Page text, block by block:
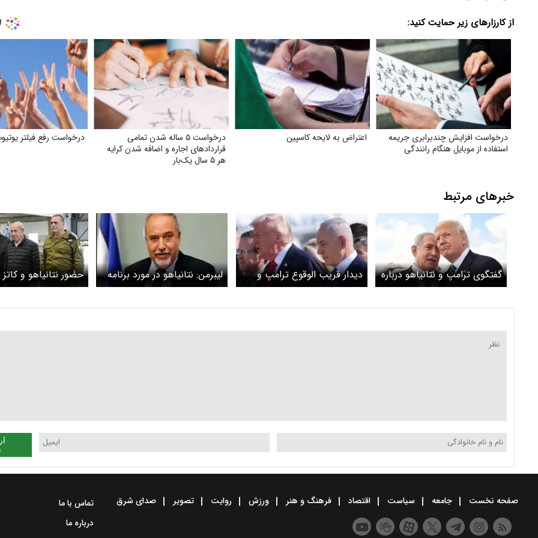
از کارزارهای زیر حمایت کنید:
درخواست افزایش چندبرابری جریمه
استفاده از موبایل هنگام رانندگی
اعتراض به لایحه کاسپین
درخواست ۵ ساله شدن تمامی
قراردادهای اجاره و اضافه شدن کرایه
هر ۵ سال یک‌بار
درخواست رفع فیلتر
خبرهای مرتبط
گفتگوی ترامپ و نتانیاهو درباره
ایران و لبنان
دیدار قریب الوقوع ترامپ و
نتانیاهو
لیبرمن: نتانیاهو در مورد برنامه
هسته ای ایران دروغ می گوید
حضور نتانیاهو و
لبنان
صفحه نخست جامعه سیاست اقتصاد فرهنگ و هنر ورزش روایت تصویر صدای شرق
تماس با ما
درباره ما